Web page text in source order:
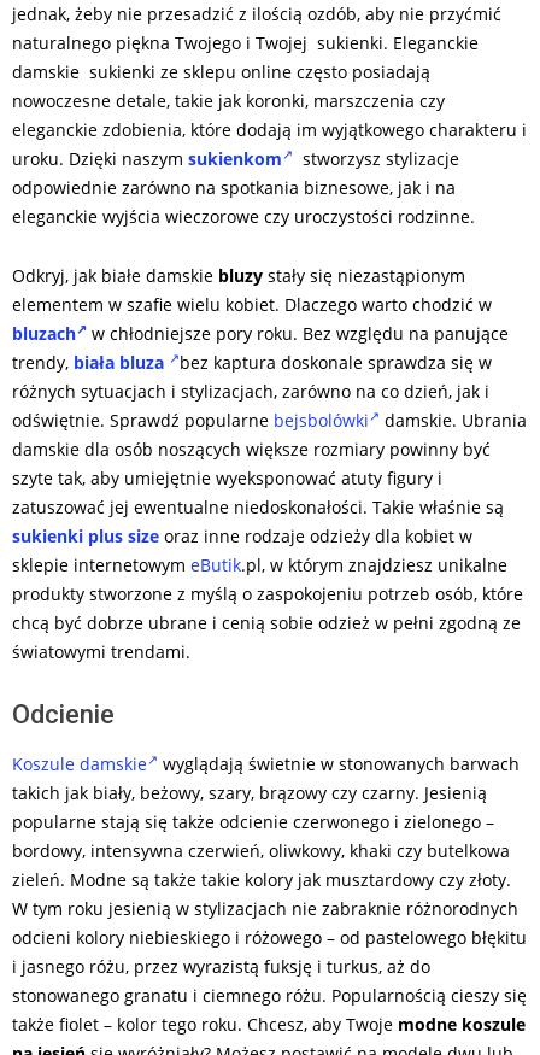
jednak, żeby nie przesadzić z ilością ozdób, aby nie przyćmić
naturalnego piękna Twojego i Twojej sukienki. Eleganckie
damskie sukienki ze sklepu online często posiadają
nowoczesne detale, takie jak koronki, marszczenia czy
eleganckie zdobienia, które dodają im wyjątkowego charakteru i
uroku. Dzięki naszym sukienkom
stworzysz stylizacje
odpowiednie zarówno na spotkania biznesowe, jak i na
eleganckie wyjścia wieczorowe czy uroczystości rodzinne.
Odkryj, jak białe damskie bluzy stały się niezastąpionym
elementem w szafie wielu kobiet. Dlaczego warto chodzić w
bluzach
w chłodniejsze pory roku. Bez względu na panujące
trendy, biała bluza
bez kaptura doskonale sprawdza się w
różnych sytuacjach i stylizacjach, zarówno na co dzień, jak i
odświętnie. Sprawdź popularne bejsbolówki
damskie. Ubrania
damskie dla osób noszących większe rozmiary powinny być
szyte tak, aby umiejętnie wyeksponować atuty figury i
zatuszować jej ewentualne niedoskonałości. Takie właśnie są
sukienki plus size oraz inne rodzaje odzieży dla kobiet w
sklepie internetowym eButik.pl, w którym znajdziesz unikalne
produkty stworzone z myślą o zaspokojeniu potrzeb osób, które
chcą być dobrze ubrane i cenią sobie odzież w pełni zgodną ze
światowymi trendami.
Odcienie
Koszule damskie
wyglądają świetnie w stonowanych barwach
takich jak biały, beżowy, szary, brązowy czy czarny. Jesienią
popularne stają się także odcienie czerwonego i zielonego –
bordowy, intensywna czerwień, oliwkowy, khaki czy butelkowa
zieleń. Modne są także takie kolory jak musztardowy czy złoty.
W tym roku jesienią w stylizacjach nie zabraknie różnorodnych
odcieni kolory niebieskiego i różowego – od pastelowego błękitu
i jasnego różu, przez wyrazistą fuksję i turkus, aż do
stonowanego granatu i ciemnego różu. Popularnością cieszy się
także fiolet – kolor tego roku. Chcesz, aby Twoje modne koszule